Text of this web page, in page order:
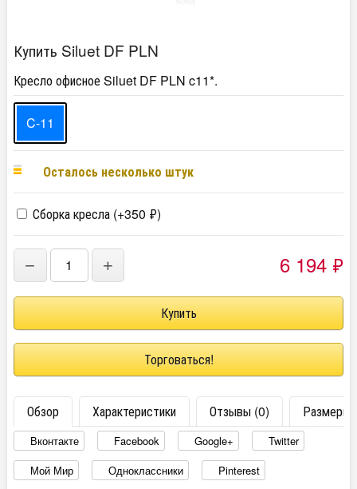
Купить Siluet DF PLN
Кресло офисное Siluet DF PLN c11*.
C-11
Осталось несколько штук
Сборка кресла (+350 ₽)
− + 6 194 ₽
Торговаться!
Обзор Характеристики Отзывы (0) Размеры
Вконтакте Facebook Google+
Twitter
Мой Мир
Одноклассники Pinterest